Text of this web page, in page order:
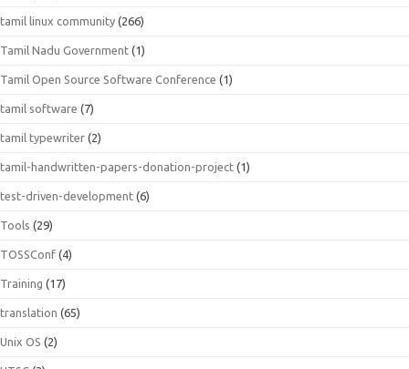
tamil linux community (266)
Tamil Nadu Government (1)
Tamil Open Source Software Conference (1)
tamil software (7)
tamil typewriter (2)
tamil-handwritten-papers-donation-project (1)
test-driven-development (6)
Tools (29)
TOSSConf (4)
Training (17)
translation (65)
Unix OS (2)